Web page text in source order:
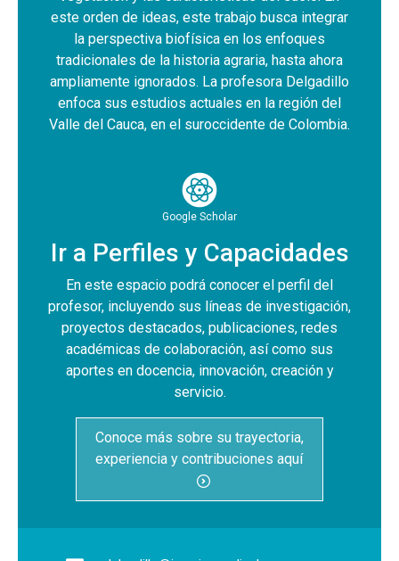
este orden de ideas, este trabajo busca integrar
la perspectiva biofísica en los enfoques
tradicionales de la historia agraria, hasta ahora
ampliamente ignorados. La profesora Delgadillo
enfoca sus estudios actuales en la región del
Valle del Cauca, en el suroccidente de Colombia.
Google Scholar
Ir a Perfiles y Capacidades
En este espacio podrá conocer el perfil del
profesor, incluyendo sus líneas de investigación,
proyectos destacados, publicaciones, redes
académicas de colaboración, así como sus
aportes en docencia, innovación, creación y
servicio.
Conoce más sobre su trayectoria,
experiencia y contribuciones aquí